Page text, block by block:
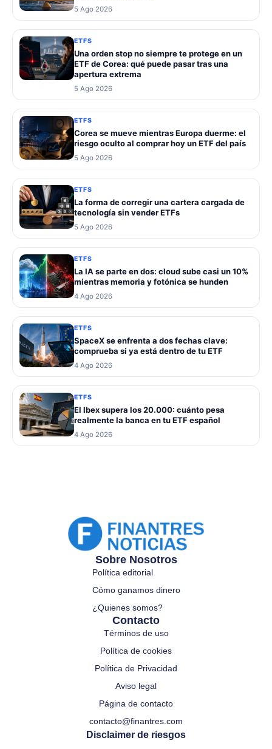
5 Ago 2026
ETFS
Una orden stop no siempre te protege en un
ETF de Corea: qué puede pasar tras una
apertura extrema
5 Ago 2026
ETFS
Corea se mueve mientras Europa duerme: el
riesgo oculto al comprar hoy un ETF del país
5 Ago 2026
ETFS
La forma de corregir una cartera cargada de
tecnología sin vender ETFs
5 Ago 2026
ETFS
La IA se parte en dos: cloud sube casi un 10%
mientras memoria y fotónica se hunden
4 Ago 2026
ETFS
SpaceX se enfrenta a dos fechas clave:
comprueba si ya está dentro de tu ETF
4 Ago 2026
ETFS
El Ibex supera los 20.000: cuánto pesa
realmente la banca en tu ETF español
4 Ago 2026
Sobre Nosotros
Política editorial
Cómo ganamos dinero
¿Quienes somos?
Contacto
Términos de uso
Política de cookies
Política de Privacidad
Aviso legal
Página de contacto
contacto@finantres.com
Disclaimer de riesgos